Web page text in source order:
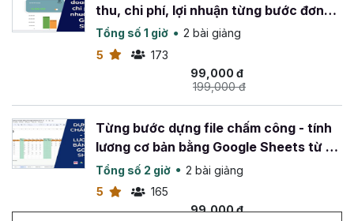
thu, chi phí, lợi nhuận từng bước đơn
giản
Tổng số 1 giờ
2 bài giảng
5
173
99,000 đ
199,000 đ
Từng bước dựng file chấm công - tính
lương cơ bản bằng Google Sheets từ A-
Z
Tổng số 2 giờ
2 bài giảng
5
165
99,000 đ